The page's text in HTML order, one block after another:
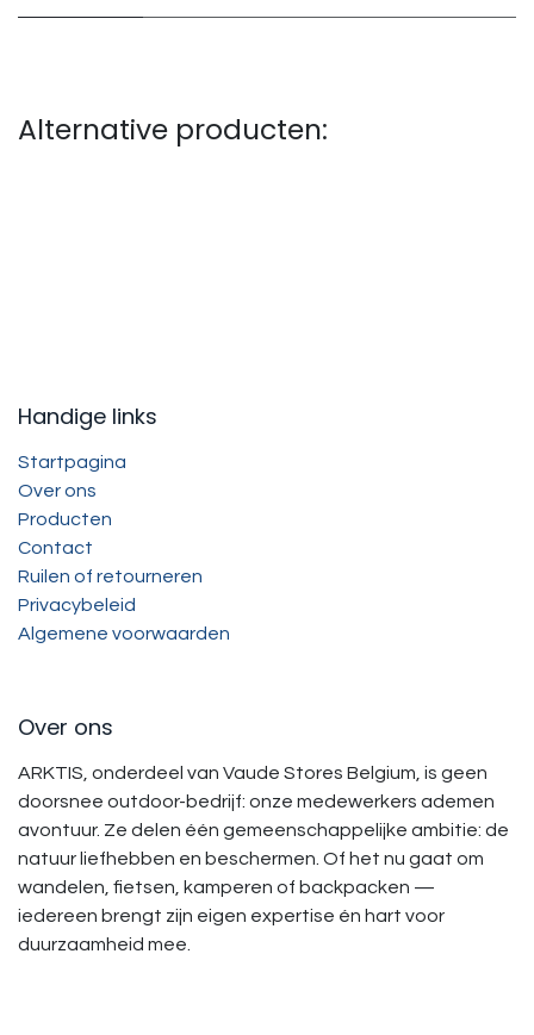
Alternative producten:
Handige links
Startpagina
Over ons
Producten
Contact
Ruilen of retourneren
Privacybeleid
Algemene voorwaarden
Over ons
ARKTIS, onderdeel van Vaude Stores Belgium, is geen
doorsnee outdoor-bedrijf: onze medewerkers ademen
avontuur. Ze delen één gemeenschappelijke ambitie: de
natuur liefhebben en beschermen. Of het nu gaat om
wandelen, fietsen, kamperen of backpacken —
iedereen brengt zijn eigen expertise én hart voor
duurzaamheid mee.